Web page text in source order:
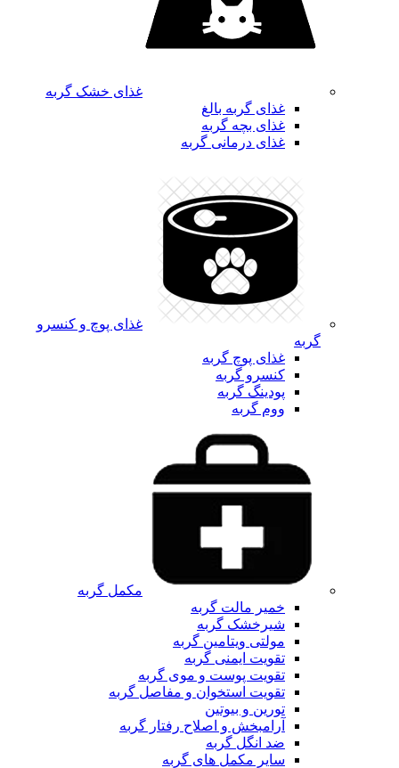
غذای خشک گربه
غذای گربه بالغ
غذای بچه گربه
غذای درمانی گربه
غذای پوچ و کنسرو
گربه
غذای پوچ گربه
کنسرو گربه
پودینگ گربه
ووم گربه
مکمل گربه
خمیر مالت گربه
شیرخشک گربه
مولتی ویتامین گربه
تقویت ایمنی گربه
تقویت پوست و موی گربه
تقویت استخوان و مفاصل گربه
تورین و بیوتین
آرامبخش و اصلاح رفتار گربه
ضد انگل گربه
سایر مکمل های گربه